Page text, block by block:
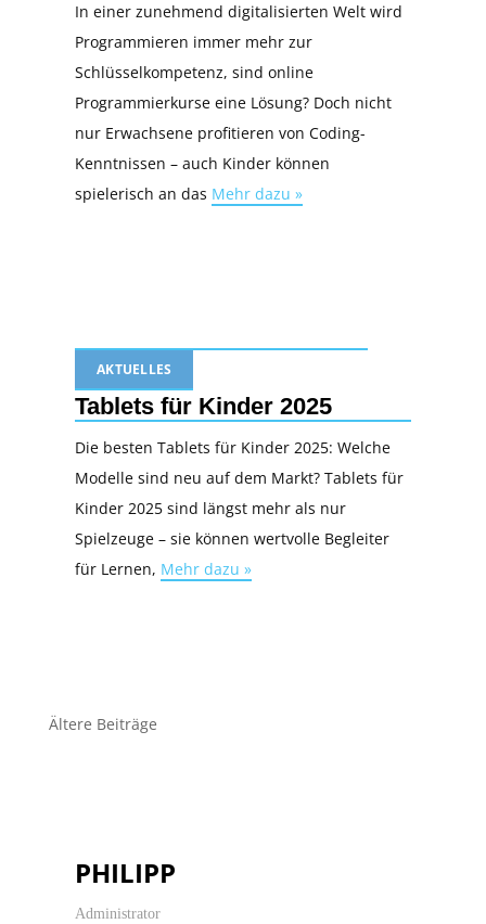
In einer zunehmend digitalisierten Welt wird
Programmieren immer mehr zur
Schlüsselkompetenz, sind online
Programmierkurse eine Lösung? Doch nicht
nur Erwachsene profitieren von Coding-
Kenntnissen – auch Kinder können
spielerisch an das Mehr dazu »
AKTUELLES
Tablets für Kinder 2025
Die besten Tablets für Kinder 2025: Welche
Modelle sind neu auf dem Markt? Tablets für
Kinder 2025 sind längst mehr als nur
Spielzeuge – sie können wertvolle Begleiter
für Lernen, Mehr dazu »
Beitragsnavigation
Ältere Beiträge
PHILIPP
Administrator